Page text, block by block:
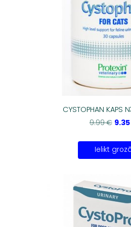
CYSTOPHAN KAPS
9.99 €
Ielikt